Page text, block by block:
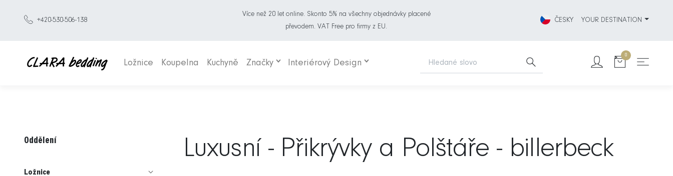
+420-530-506-138
Více než 20 let online. Skonto 5% na všechny objednávky placené
převodem. VAT Free pro firmy z EU.
ČESKY YOUR DESTINATION
Ložnice Koupelna Kuchyně Značky Interiérový Design
0
Luxusní - Přikrývky a Polštáře - billerbeck
Oddělení
Ložnice